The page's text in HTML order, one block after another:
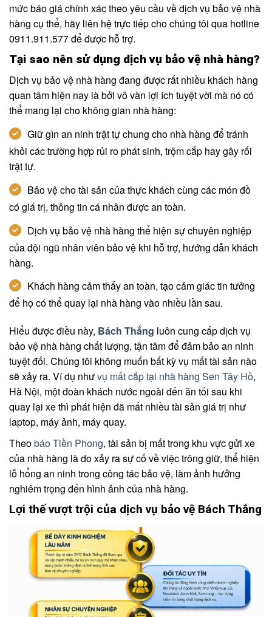
mức báo giá chính xác theo yêu cầu về dịch vụ bảo vệ nhà
hàng cụ thể, hãy liên hệ trực tiếp cho chúng tôi qua hotline
0911.911.577 để được hỗ trợ.
Tại sao nên sử dụng dịch vụ bảo vệ nhà hàng?
Dịch vụ bảo vệ nhà hàng đang được rất nhiều khách hàng
quan tâm hiện nay là bởi vô vàn lợi ích tuyệt vời mà nó có
thể mang lại cho không gian nhà hàng:
Giữ gìn an ninh trật tự chung cho nhà hàng để tránh
khỏi các trường hợp rủi ro phát sinh, trộm cắp hay gây rối
trật tự.
Bảo vệ cho tài sản của thực khách cùng các món đồ
có giá trị, thông tin cá nhân được an toàn.
Dịch vụ bảo vệ nhà hàng thể hiện sự chuyên nghiệp
của đội ngũ nhân viên bảo vệ khi hỗ trợ, hướng dẫn khách
hàng.
Khách hàng cảm thấy an toàn, tạo cảm giác tin tưởng
để họ có thể quay lại nhà hàng vào nhiều lần sau.
Hiểu được điều này, Bách Thắng luôn cung cấp dịch vụ
bảo vệ nhà hàng chất lượng, tận tâm để đảm bảo an ninh
tuyệt đối. Chúng tôi không muốn bất kỳ vụ mất tài sản nào
sẽ xảy ra. Ví dụ nhưvụ mất cắp tại nhà hàng Sen Tây Hồ,
Hà Nội, một đoàn khách nước ngoài đến ăn tối sau khi
quay lại xe thì phát hiện đã mất nhiều tài sản giá trị như
laptop, máy ảnh, máy quay.
Theobáo Tiền Phong, tài sản bị mất trong khu vực gửi xe
của nhà hàng là do xảy ra sự cố về việc trông giữ, thể hiện
lỗ hổng an ninh trong công tác bảo vệ, làm ảnh hưởng
nghiêm trọng đến hình ảnh của nhà hàng.
Lợi thế vượt trội của dịch vụ bảo vệ Bách Thắng